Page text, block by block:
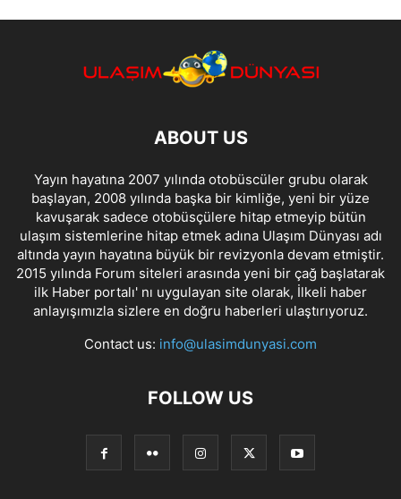
ABOUT US
Yayın hayatına 2007 yılında otobüscüler grubu olarak
başlayan, 2008 yılında başka bir kimliğe, yeni bir yüze
kavuşarak sadece otobüsçülere hitap etmeyip bütün
ulaşım sistemlerine hitap etmek adına Ulaşım Dünyası adı
altında yayın hayatına büyük bir revizyonla devam etmiştir.
2015 yılında Forum siteleri arasında yeni bir çağ başlatarak
ilk Haber portalı' nı uygulayan site olarak, İlkeli haber
anlayışımızla sizlere en doğru haberleri ulaştırıyoruz.
Contact us: info@ulasimdunyasi.com
FOLLOW US